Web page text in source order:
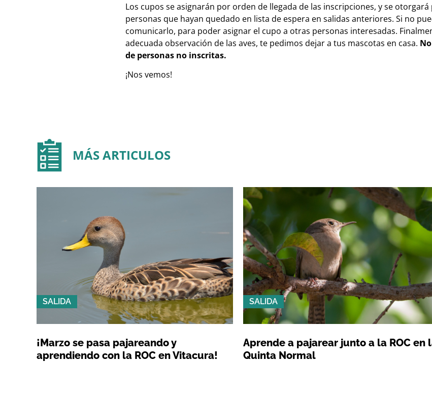
Los cupos se asignarán por orden de llegada de las inscripciones, y se
personas que hayan quedado en lista de espera en salidas anteriores. Si no
comunicarlo, para poder asignar el cupo a otras personas interesadas.
adecuada observación de las aves, te pedimos dejar a tus mascotas en casa.
de personas no inscritas.
¡Nos vemos!
MÁS ARTICULOS
SALIDA
¡Marzo se pasa pajareando y
aprendiendo con la ROC en Vitacura!
SALIDA
Aprende a pajarear junto a la ROC en
Quinta Normal